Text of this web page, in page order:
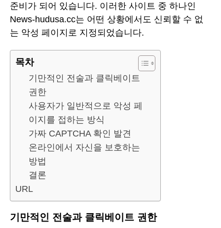
준비가 되어 있습니다. 이러한 사이트 중 하나인
News-hudusa.cc는 어떤 상황에서도 신뢰할 수 없
는 악성 페이지로 지정되었습니다.
목차
기만적인 전술과 클릭베이트
권한
사용자가 일반적으로 악성 페
이지를 접하는 방식
가짜 CAPTCHA 확인 발견
온라인에서 자신을 보호하는
방법
결론
URL
기만적인 전술과 클릭베이트 권한